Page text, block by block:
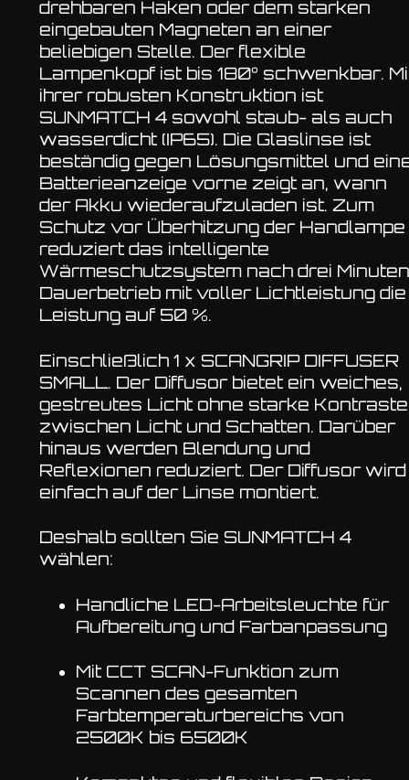
drehbaren Haken oder dem starken
eingebauten Magneten an einer
beliebigen Stelle. Der flexible
Lampenkopf ist bis 180° schwenkbar.
ihrer robusten Konstruktion ist
SUNMATCH 4 sowohl staub- als auch
wasserdicht (IP65). Die Glaslinse ist
beständig gegen Lösungsmittel und
Batterieanzeige vorne zeigt an, wann
der Akku wiederaufzuladen ist. Zum
Schutz vor Überhitzung der Handlampe
reduziert das intelligente
Wärmeschutzsystem nach drei Minuten
Dauerbetrieb mit voller Lichtleistung die
Leistung auf 50 %.
Einschließlich 1 x SCANGRIP DIFFUSER
SMALL. Der Diffusor bietet ein weiches,
gestreutes Licht ohne starke Kontraste
zwischen Licht und Schatten. Darüber
hinaus werden Blendung und
Reflexionen reduziert. Der Diffusor wird
einfach auf der Linse montiert.
Deshalb sollten Sie SUNMATCH 4
wählen:
Handliche LED-Arbeitsleuchte für
Aufbereitung und Farbanpassung
Mit CCT SCAN-Funktion zum
Scannen des gesamten
Farbtemperaturbereichs von
2500K bis 6500K